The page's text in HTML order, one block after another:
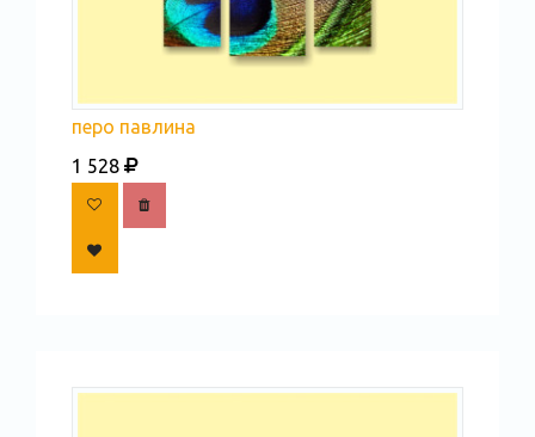
перо павлина
1 528